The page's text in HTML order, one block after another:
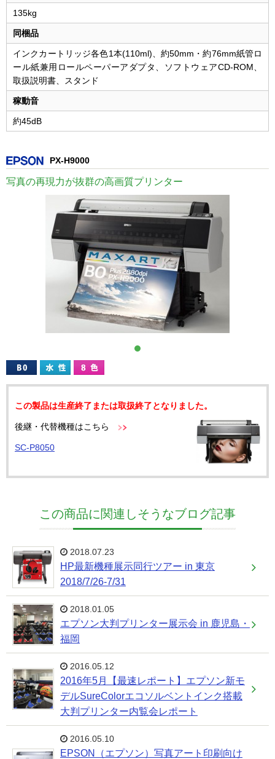
135kg
同梱品
インクカートリッジ各色1本(110ml)、約50mm・約76mm紙管ロ
ール紙兼用ロールペーパーアダプタ、ソフトウェアCD-ROM、
取扱説明書、スタンド
稼動音
約45dB
PX-H9000
写真の再現力が抜群の高画質プリンター
この製品は生産終了または取扱終了となりました。
後継・代替機種はこちら
SC-P8050
この商品に関連しそうなブログ記事
2018.07.23
HP最新機種展示同行ツアー in 東京
2018/7/26-7/31
2018.01.05
エプソン大判プリンター展示会 in 鹿児島・
福岡
2016.05.12
2016年5月【最速レポート】エプソン新モ
デルSureColorエコソルベントインク搭載
大判プリンター内覧会レポート
2016.05.10
EPSON（エプソン）写真アート印刷向け